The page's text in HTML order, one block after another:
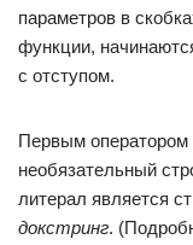
параметров в
функции,
с отступом.
Первым
необязательный
литерал является
докстринг.